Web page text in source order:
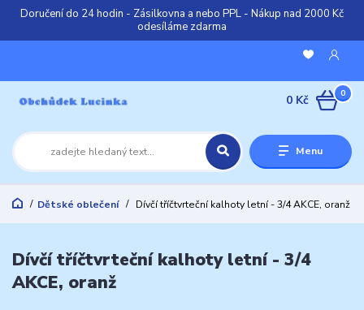
Doručení do 24 hodin - Zásilkovna a nebo PPL - Nákup nad 2000 Kč
odesíláme zdarma
Menu
0
0 Kč
Dětské oblečení Dívčí tříčtvrteční kalhoty letní - 3/4 AKCE, oranž
Dívčí tříčtvrteční kalhoty letní - 3/4
AKCE, oranž